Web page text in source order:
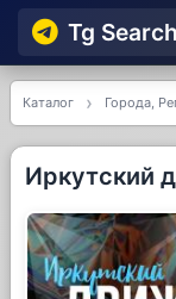
Tg Searсh
Каталог Города,
Иркутский